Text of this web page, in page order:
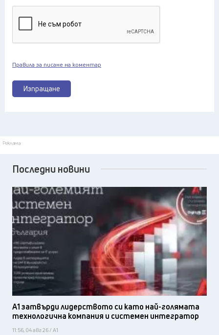
Изпращане
Правила за писане на коментар
Реклама
Последни новини
А1 затвърди лидерството си като най-голямата
технологична компания и системен интегратор
11:56, 04 авг 26 / А1